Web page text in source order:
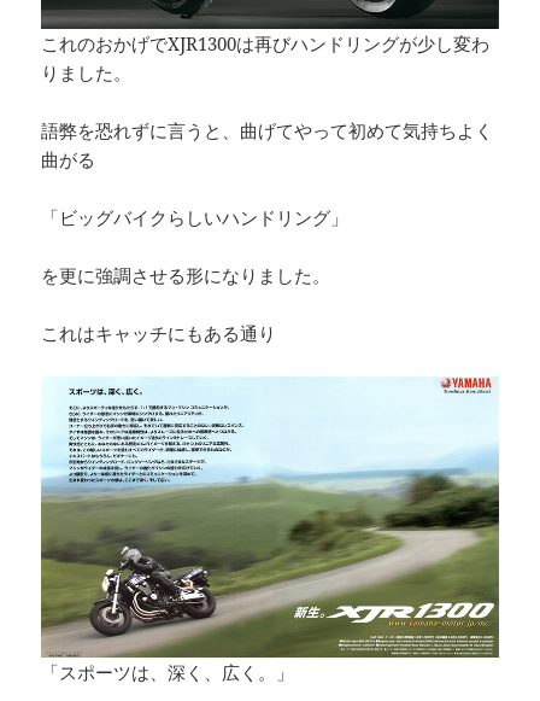
これのおかげでXJR1300は再びハンドリングが少し変わ
りました。
語弊を恐れずに言うと、曲げてやって初めて気持ちよく
曲がる
「ビッグバイクらしいハンドリング」
を更に強調させる形になりました。
これはキャッチにもある通り
「スポーツは、深く、広く。」